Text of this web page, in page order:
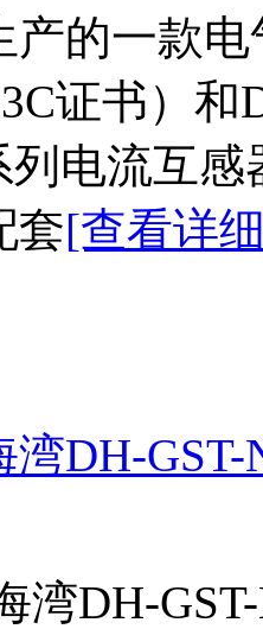
产的一款
证书）和
列电流互
套[查看详
湾DH-
湾DH-